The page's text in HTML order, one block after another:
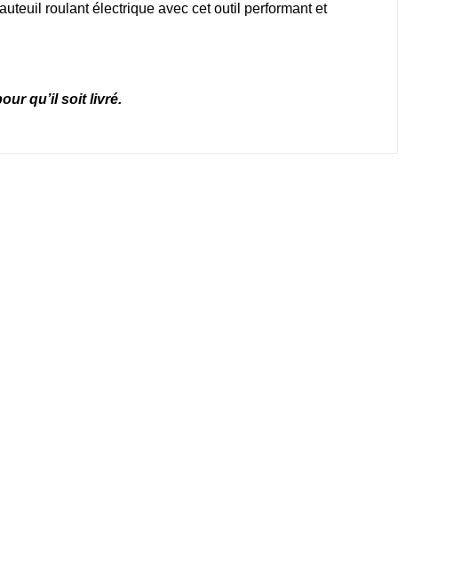
roulant électrique avec cet outil performant et
qu’il soit livré.